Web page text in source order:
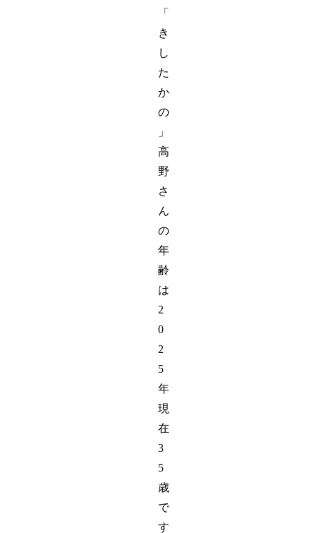
「
き
し
た
か
の
」
高
野
さ
ん
の
年
齢
は
2
0
2
5
年
現
在
3
5
歳
で
す